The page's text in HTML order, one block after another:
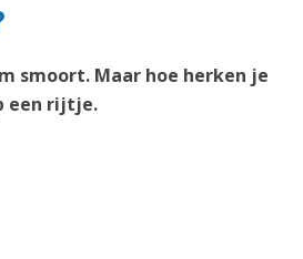
smoort. Maar hoe herken je
een rijtje.